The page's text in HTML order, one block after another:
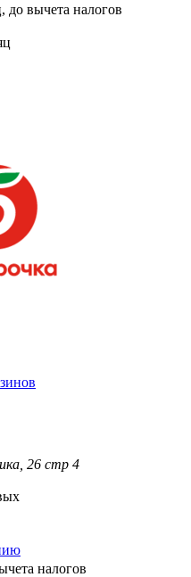
до вычета налогов
26 стр 4
налогов